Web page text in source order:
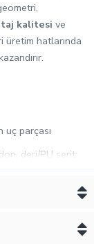
kalitesi ve
hatlarında
uç parçası
deri/PU şerit;
korozyon